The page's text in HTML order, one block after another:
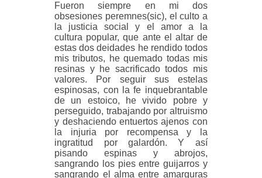
Fueron siempre en mi dos
obsesiones peremnes(sic), el culto a
la justicia social y el amor a la
cultura popular, que ante el altar de
estas dos deidades he rendido todos
mis tributos, he quemado todas mis
resinas y he sacrificado todos mis
valores. Por seguir sus estelas
espinosas, con la fe inquebrantable
de un estoico, he vivido pobre y
perseguido, trabajando por altruismo
y deshaciendo entuertos ajenos con
la injuria por recompensa y la
ingratitud por galardón. Y así
pisando espinas y abrojos,
sangrando los pies entre guijarros y
sangrando el alma entre amarguras